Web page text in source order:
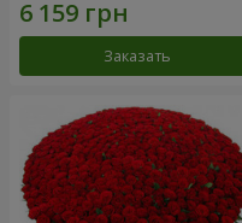
Заказать